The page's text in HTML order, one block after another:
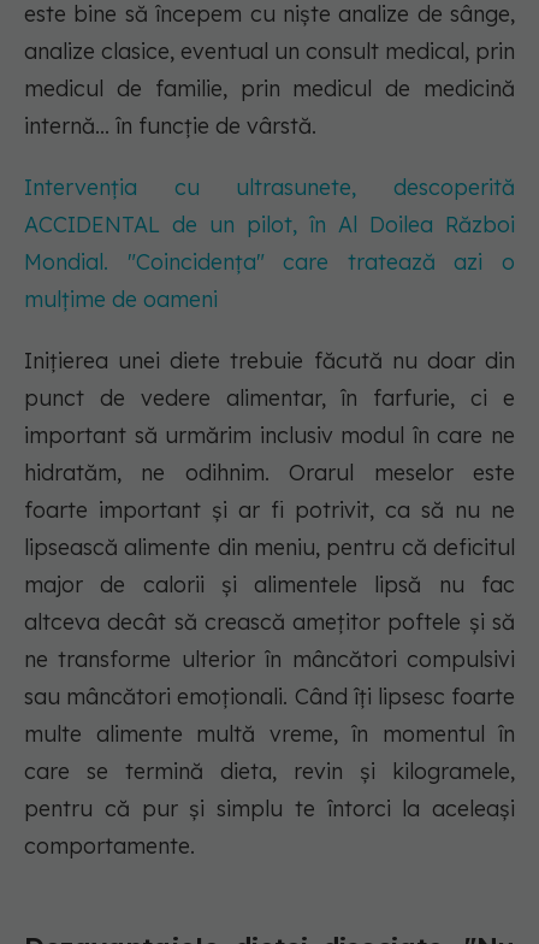
este bine să începem cu niște analize de sânge,
analize clasice, eventual un consult medical, prin
medicul de familie, prin medicul de medicină
internă... în funcție de vârstă.
Intervenția cu ultrasunete, descoperită
ACCIDENTAL de un pilot, în Al Doilea Război
Mondial. "Coincidența" care tratează azi o
mulțime de oameni
Inițierea unei diete trebuie făcută nu doar din
punct de vedere alimentar, în farfurie, ci e
important să urmărim inclusiv modul în care ne
hidratăm, ne odihnim. Orarul meselor este
foarte important și ar fi potrivit, ca să nu ne
lipsească alimente din meniu, pentru că deficitul
major de calorii și alimentele lipsă nu fac
altceva decât să crească amețitor poftele și să
ne transforme ulterior în mâncători compulsivi
sau mâncători emoționali. Când îți lipsesc foarte
multe alimente multă vreme, în momentul în
care se termină dieta, revin și kilogramele,
pentru că pur și simplu te întorci la aceleași
comportamente.